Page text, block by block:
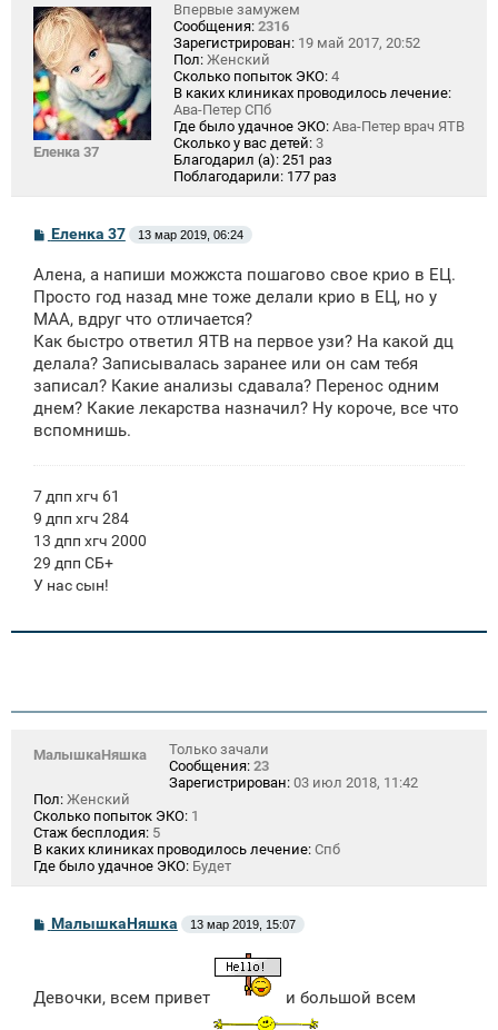
Еленка 37
Впервые замужем
Сообщения: 2316
Зарегистрирован: 19 май 2017, 20:52
Пол: Женский
Сколько попыток ЭКО: 4
В каких клиниках проводилось лечение:
Ава-Петер СПб
Где было удачное ЭКО: Ава-Петер врач ЯТВ
Сколько у вас детей: 3
Благодарил (а): 251 раз
Поблагодарили: 177 раз
С
б
щ
е
н
и
Еленка 37 13 мар 2019, 06:24
Алена, а напиши можжста пошагово свое крио в ЕЦ.
Просто год назад мне тоже делали крио в ЕЦ, но у
МАА, вдруг что отличается?
Как быстро ответил ЯТВ на первое узи? На какой дц
делала? Записывалась заранее или он сам тебя
записал? Какие анализы сдавала? Перенос одним
днем? Какие лекарства назначил? Ну короче, все что
вспомнишь.
7 дпп хгч 61
9 дпп хгч 284
13 дпп хгч 2000
29 дпп СБ+
У нас сын!
МалышкаНяшка
Только зачали
Сообщения: 23
Зарегистрирован: 03 июл 2018, 11:42
Пол: Женский
Сколько попыток ЭКО: 1
Стаж бесплодия: 5
В каких клиниках проводилось лечение: Спб
Где было удачное ЭКО: Будет
С
о
е
МалышкаНяшка 13 мар 2019, 15:07
Девочки, всем привет и большой всем